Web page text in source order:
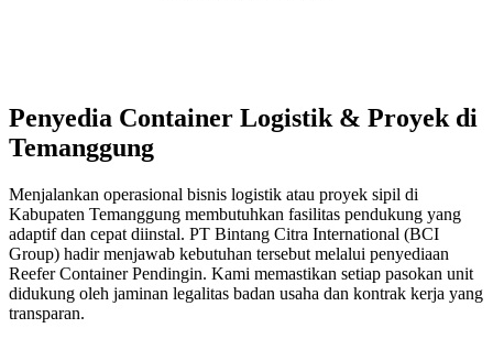
Penyedia Container Logistik & Proyek di
Temanggung
Menjalankan operasional bisnis logistik atau proyek sipil di
Kabupaten Temanggung membutuhkan fasilitas pendukung yang
adaptif dan cepat diinstal. PT Bintang Citra International (BCI
Group) hadir menjawab kebutuhan tersebut melalui penyediaan
Reefer Container Pendingin. Kami memastikan setiap pasokan unit
didukung oleh jaminan legalitas badan usaha dan kontrak kerja yang
transparan.